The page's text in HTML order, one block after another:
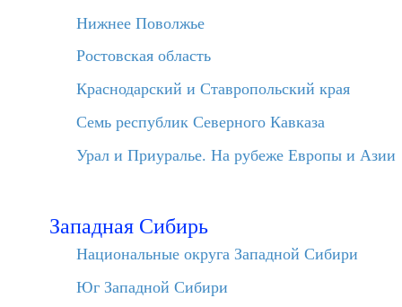
Нижнее Поволжье
Ростовская область
Краснодарский и Ставропольский края
Семь республик Северного Кавказа
Урал и Приуралье. На рубеже Европы и Азии
Западная Сибирь
Национальные округа Западной Сибири
Юг Западной Сибири